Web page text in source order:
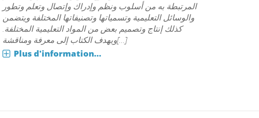
المرتبطة به من أسلوب ونظم وإدراك وإتصال وتعلم وتطور
والوسائل التعليمية وتسمياتها وتصنيفاتها المختلفة ويتضمن
كذلك إنتاج وتصميم بعض من المواد التعليمية المختلفة.
ويهدف الكتاب إلى معرفة ومناقشة[...]
Plus d'information...